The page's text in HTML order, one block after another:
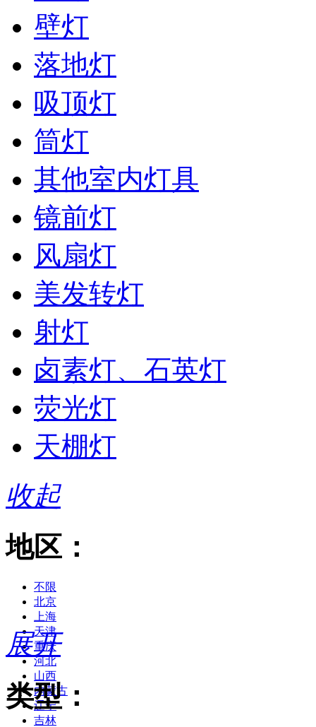
壁灯
落地灯
吸顶灯
筒灯
其他室内灯具
镜前灯
风扇灯
美发转灯
射灯
卤素灯、石英灯
荧光灯
天棚灯
收起
地区：
不限
北京
上海
天津
重庆
河北
山西
内蒙古
辽宁
吉林
展开
类型：